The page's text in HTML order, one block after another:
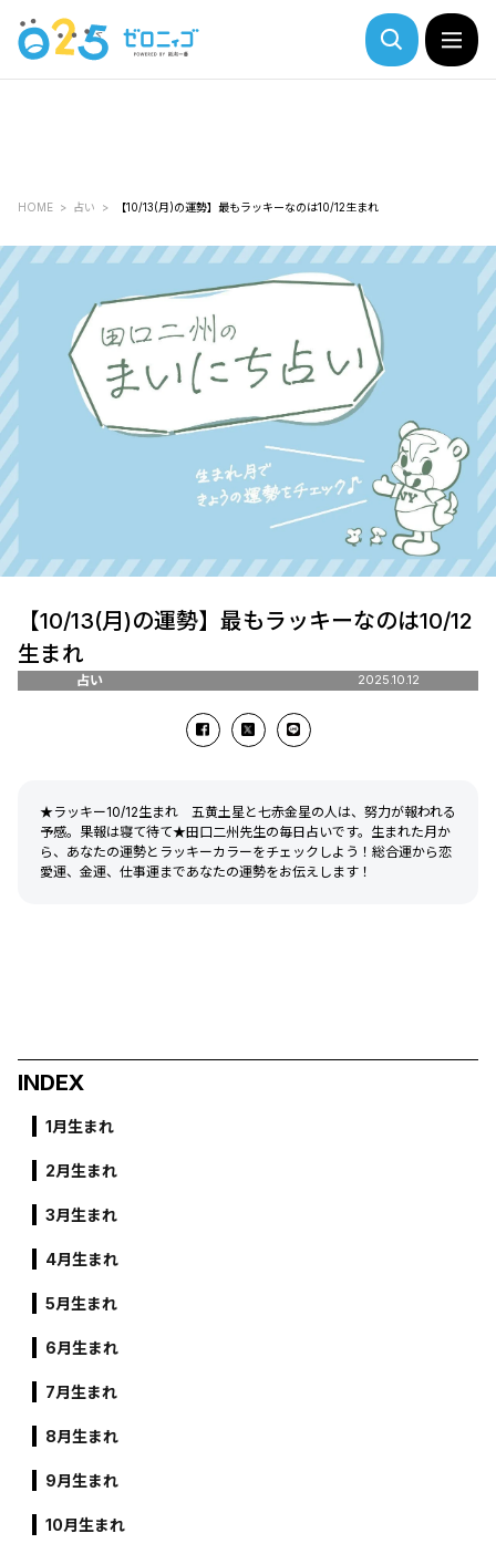
HOME 占い 【10/13(月)の運勢】最もラッキーなのは10/12生まれ
【10/13(月)の運勢】最もラッキーなのは10/12
生まれ
占い 2025.10.12
★ラッキー10/12生まれ 五黄土星と七赤金星の人は、努力が報われる
予感。果報は寝て待て★田口二州先生の毎日占いです。生まれた月か
ら、あなたの運勢とラッキーカラーをチェックしよう！総合運から恋
愛運、金運、仕事運まであなたの運勢をお伝えします！
INDEX
1月生まれ
2月生まれ
3月生まれ
4月生まれ
5月生まれ
6月生まれ
7月生まれ
8月生まれ
9月生まれ
10月生まれ